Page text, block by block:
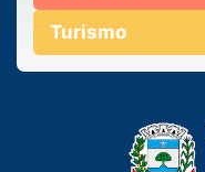
Turismo